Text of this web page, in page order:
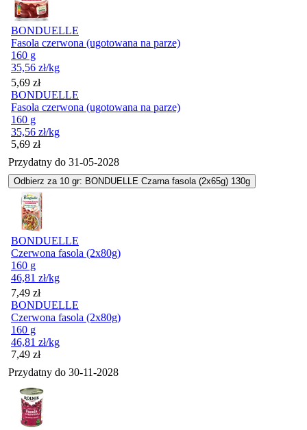
BONDUELLE
Fasola czerwona (ugotowana na parze)
160 g
35,56 zł/kg
Cena
5,69 zł
BONDUELLE
Fasola czerwona (ugotowana na parze)
160 g
35,56 zł/kg
Cena
5,69 zł
Przydatny do 31-05-2028
Odbierz za 10 gr: BONDUELLE Czarna fasola (2x65g) 130g
BONDUELLE
Czerwona fasola (2x80g)
160 g
46,81 zł/kg
Cena
7,49 zł
BONDUELLE
Czerwona fasola (2x80g)
160 g
46,81 zł/kg
Cena
7,49 zł
Przydatny do 30-11-2028